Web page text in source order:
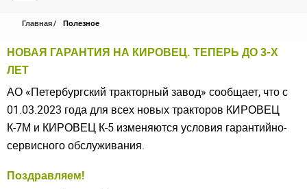
Главная Полезное
НОВАЯ ГАРАНТИЯ НА КИРОВЕЦ. ТЕПЕРЬ ДО 3-Х
ЛЕТ
АО «Петербургский тракторный завод» сообщает, что с
01.03.2023 года для всех новых тракторов КИРОВЕЦ
К-7М и КИРОВЕЦ К-5 изменяются условия гарантийно-
сервисного обслуживания.
Поздравляем!